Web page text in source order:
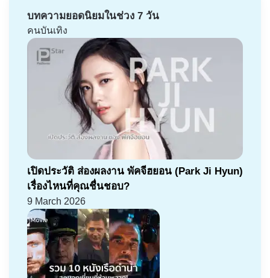
บทความยอดนิยมในช่วง 7 วัน
คนบันเทิง
เปิดประวัติ ส่องผลงาน พัคจีฮยอน (Park Ji Hyun)
เรื่องไหนที่คุณชื่นชอบ?
9 March 2026